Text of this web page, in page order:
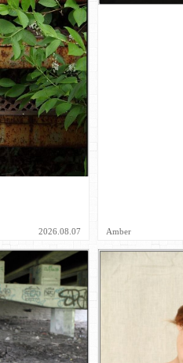
2026.08.07 Amber